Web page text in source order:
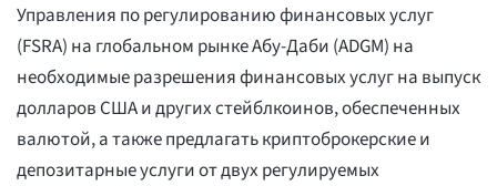
Управления по регулированию финансовых услуг
(FSRA) на глобальном рынке Абу-Даби (ADGM) на
необходимые разрешения финансовых услуг на выпуск
долларов США и других стейблкоинов, обеспеченных
валютой, а также предлагать криптоброкерские и
депозитарные услуги от двух регулируемых